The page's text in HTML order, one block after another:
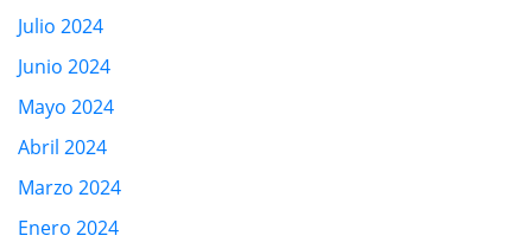
Julio 2024
Junio 2024
Mayo 2024
Abril 2024
Marzo 2024
Enero 2024